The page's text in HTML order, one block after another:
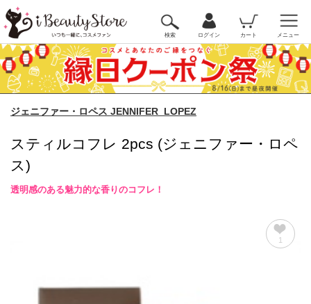
検索 ログイン カート メニュー
ジェニファー・ロペス JENNIFER_LOPEZ
スティルコフレ 2pcs (ジェニファー・ロペ
ス)
透明感のある魅力的な香りのコフレ！
1